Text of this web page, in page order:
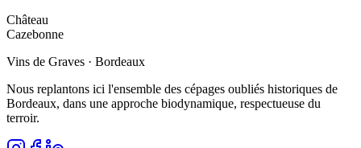
Château
Cazebonne
Vins de Graves · Bordeaux
Nous replantons ici l'ensemble des cépages oubliés historiques de
Bordeaux, dans une approche biodynamique, respectueuse du
terroir.